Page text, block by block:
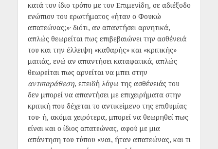
κατά τον ίδιο τρόπο με τον Επιμενίδη, σε αδιέξοδο
ενώπιον του ερωτήματος «ήταν ο Φουκώ
απατεώνας;»· διότι, αν απαντήσει αρνητικά,
απλώς θεωρείται πως επιβεβαιώνει την ασθένειά
του και την έλλειψη «καθαρής» και «κριτικής»
ματιάς, ενώ αν απαντήσει καταφατικά, απλώς
θεωρείται πως αρνείται να μπει στην
αντιπαράθεση, επειδή λόγω της ασθένειάς του
δεν μπορεί να απαντήσει με επιχειρήματα στην
κριτική που δέχεται το αντικείμενο της επιθυμίας
του· ή, ακόμα χειρότερα, μπορεί να θεωρηθεί πως
είναι και ο ίδιος απατεώνας, αφού με μια
απάντηση του τύπου «ναι, ήταν απατεώνας, και τι